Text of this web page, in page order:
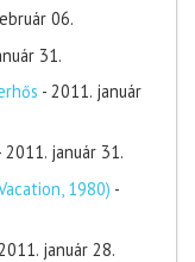
06.
31.
- 2011. január
2011. január 31.
1980) -
január 28.